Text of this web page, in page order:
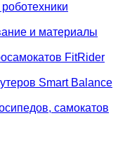
и материалы
FitRider
Smart Balance
самокатов